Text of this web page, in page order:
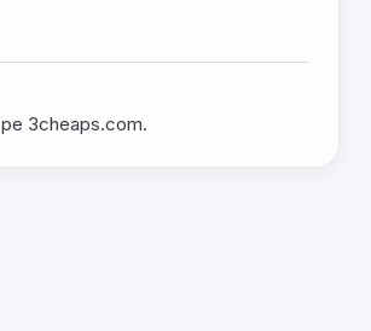
pe 3cheaps.com.